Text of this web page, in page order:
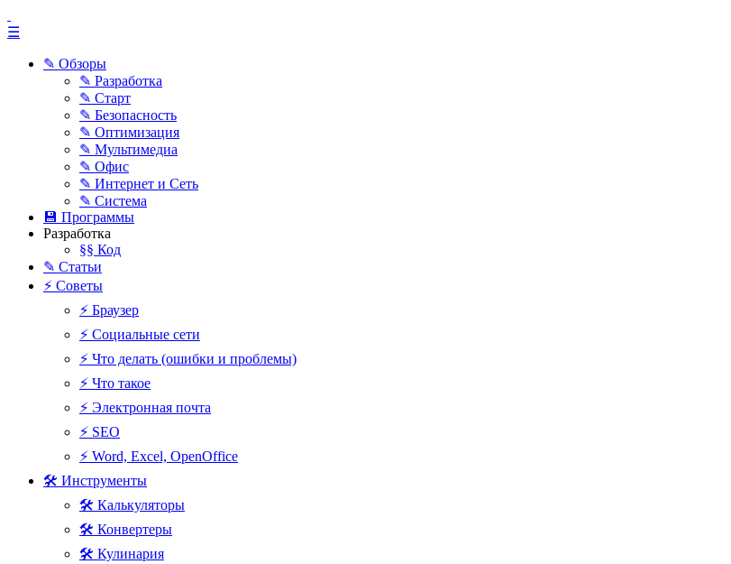
☰
✎ Обзоры
✎ Разработка
✎ Старт
✎ Безопасность
✎ Оптимизация
✎ Мультимедиа
✎ Офис
✎ Интернет и Сеть
✎ Система
💾 Программы
Разработка
§§ Код
✎ Статьи
⚡ Советы
⚡ Браузер
⚡ Социальные сети
⚡ Что делать (ошибки и проблемы)
⚡ Что такое
⚡ Электронная почта
⚡ SEO
⚡ Word, Excel, OpenOffice
🛠 Инструменты
🛠 Калькуляторы
🛠 Конвертеры
🛠 Кулинария